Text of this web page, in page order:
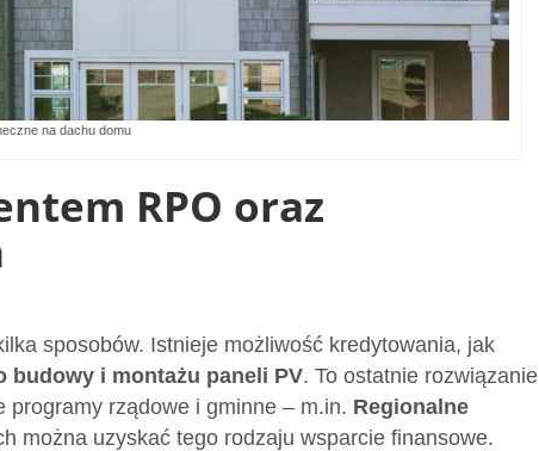
na dachu domu
RPO oraz
sposobów. Istnieje możliwość kredytowania, jak
budowy i montażu paneli PV. To ostatnie rozwiązanie
programy rządowe i gminne – m.in. Regionalne
można uzyskać tego rodzaju wsparcie finansowe.